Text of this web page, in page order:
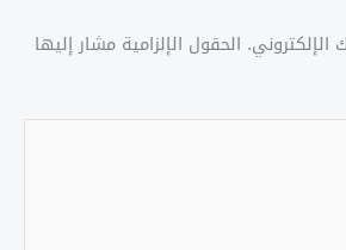
الإلكتروني. الحقول الإلزامية مشار إليها